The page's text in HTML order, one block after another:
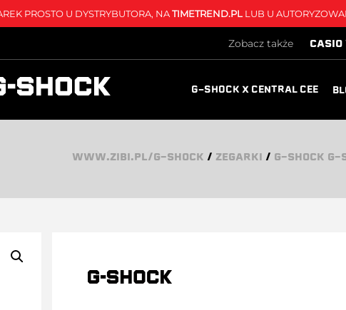
PROSTO U DYSTRYBUTORA, NATIMETREND.PLLUB U
Zobacz także CASIO
G-SHOCK X CENTRAL CEE
WWW.ZIBI.PL/G-SHOCK / ZEGARKI / G-SHOCK G-